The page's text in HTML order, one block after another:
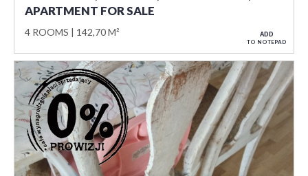
APARTMENT FOR SALE
4 ROOMS 142,70 M² ADD
TO NOTEPAD